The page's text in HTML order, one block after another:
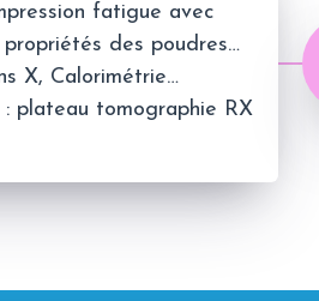
fatigue avec
propriétés des poudres…
X, Calorimétrie…
plateau tomographie RX